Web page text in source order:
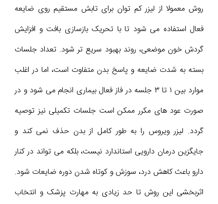
روش معمولا از لیزر کم توان برای تابش مستقیم روی ضایعه
فعال استفاده می شود تا با تحریک بازسازی بافت و افزایش
گردش خون موضعی، روند بهبود سریع تر شود. تعداد جلسات
بسته به شدت ضایعه و پاسخ بدن متفاوت است، اما در اغلب
موارد بین ۱ تا ۳ جلسه در فاز فعال بیماری انجام می شود و در
صورت عود های مکرر ممکن است جلسات تکمیلی نیز توصیه
گردد. لیزر ویروس را به طور کامل از بدن حذف نمی کند و
جایگزین درمان دارویی استاندارد نیست، بلکه می تواند در کنار
دارو باعث کاهش درد، سوزش و کوتاه شدن دوره ضایعات شود.
اثربخشی این روش تا حد زیادی به مهارت پزشک و انتخاب